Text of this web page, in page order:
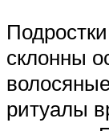
склонны
ритуалы